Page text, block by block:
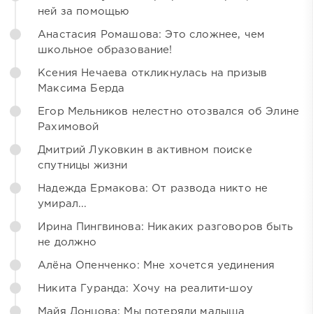
ней за помощью
Анастасия Ромашова: Это сложнее, чем
школьное образование!
Ксения Нечаева откликнулась на призыв
Максима Берда
Егор Мельников нелестно отозвался об Элине
Рахимовой
Дмитрий Луковкин в активном поиске
спутницы жизни
Надежда Ермакова: От развода никто не
умирал...
Ирина Пингвинова: Никаких разговоров быть
не должно
Алёна Опенченко: Мне хочется уединения
Никита Гуранда: Хочу на реалити-шоу
Майя Донцова: Мы потеряли малыша